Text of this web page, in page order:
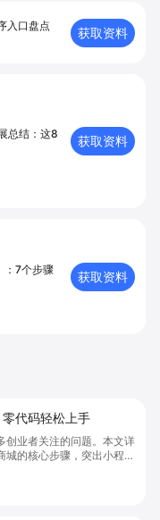
入口盘点
获取资料
总结：这8
获取资料
：7个步骤
获取资料
代码轻松上手
创业者关注的问题。本文详
的核心步骤，突出小程序
优势，帮助你轻松实现商
员运营，快速开启线上卖
作指南！